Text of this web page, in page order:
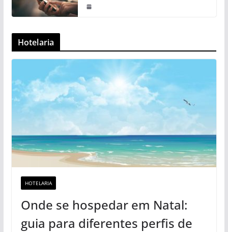
Hotelaria
HOTELARIA
Onde se hospedar em Natal:
guia para diferentes perfis de